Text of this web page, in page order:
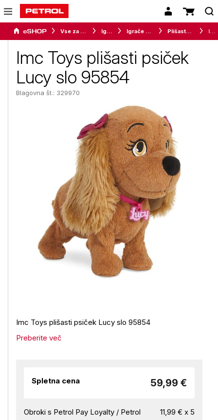
Vse za otroke Igrače Igrače za najmlajše Plišaste igrače
Imc Toys plišasti psiček
Lucy slo 95854
Blagovna št.: 329970
Imc Toys plišasti psiček Lucy slo 95854
Preberite več
Spletna cena 59,99 €
Obroki s Petrol Pay Loyalty / Petrol
11,99 € x 5